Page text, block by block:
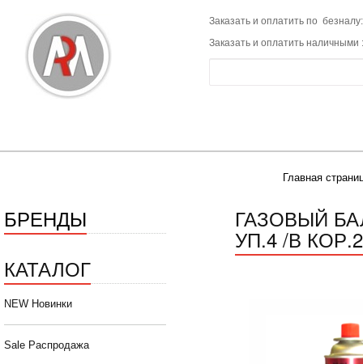
Заказать и оплатить по
Заказать и оплатить наличными
Главная
БРЕНДЫ
КАТАЛОГ
NEW Новинки
Sale Распродажа
ГАЗОВЫЙ
УП.4 /В